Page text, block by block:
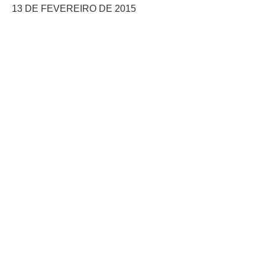
13 DE FEVEREIRO DE 2015